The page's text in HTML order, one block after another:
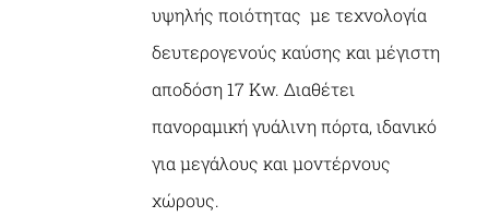
υψηλής ποιότητας με τεχνολογία
δευτερογενούς καύσης και μέγιστη
αποδόση 17 Kw. Διαθέτει
πανοραμική γυάλινη πόρτα, ιδανικό
για μεγάλους και μοντέρνους
χώρους.